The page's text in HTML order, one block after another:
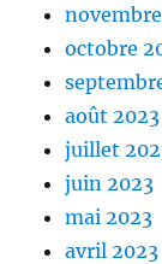
octobre
août 2023
juillet
juin 2023
mai 2023
avril 2023